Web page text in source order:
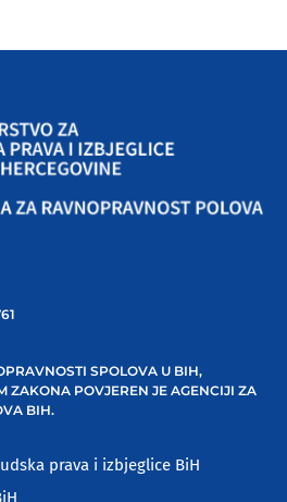
SPOLOVA U BIH,
ZAKONA POVJEREN JE AGENCIJI ZA
BIH.
prava i izbjeglice BiH